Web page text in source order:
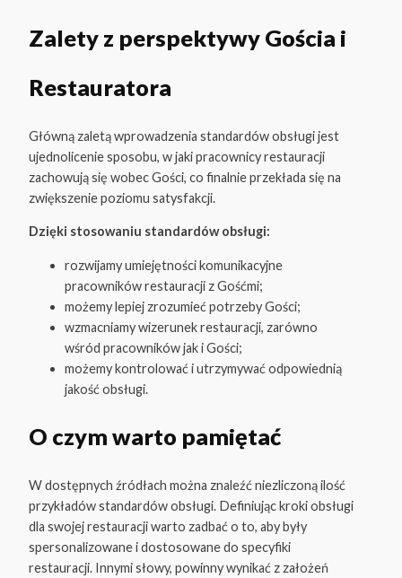
Zalety z perspektywy Gościa i
Restauratora
Główną zaletą wprowadzenia standardów obsługi jest
ujednolicenie sposobu, w jaki pracownicy restauracji
zachowują się wobec Gości, co finalnie przekłada się na
zwiększenie poziomu satysfakcji.
Dzięki stosowaniu standardów obsługi:
rozwijamy umiejętności komunikacyjne
pracowników restauracji z Gośćmi;
możemy lepiej zrozumieć potrzeby Gości;
wzmacniamy wizerunek restauracji, zarówno
wśród pracowników jak i Gości;
możemy kontrolować i utrzymywać odpowiednią
jakość obsługi.
O czym warto pamiętać
W dostępnych źródłach można znaleźć niezliczoną ilość
przykładów standardów obsługi. Definiując kroki obsługi
dla swojej restauracji warto zadbać o to, aby były
spersonalizowane i dostosowane do specyfiki
restauracji. Innymi słowy, powinny wynikać z założeń